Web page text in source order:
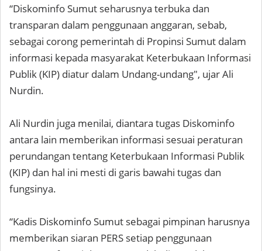
“Diskominfo Sumut seharusnya terbuka dan
transparan dalam penggunaan anggaran, sebab,
sebagai corong pemerintah di Propinsi Sumut dalam
informasi kepada masyarakat Keterbukaan Informasi
Publik (KIP) diatur dalam Undang-undang", ujar Ali
Nurdin.
Ali Nurdin juga menilai, diantara tugas Diskominfo
antara lain memberikan informasi sesuai peraturan
perundangan tentang Keterbukaan Informasi Publik
(KIP) dan hal ini mesti di garis bawahi tugas dan
fungsinya.
“Kadis Diskominfo Sumut sebagai pimpinan harusnya
memberikan siaran PERS setiap penggunaan